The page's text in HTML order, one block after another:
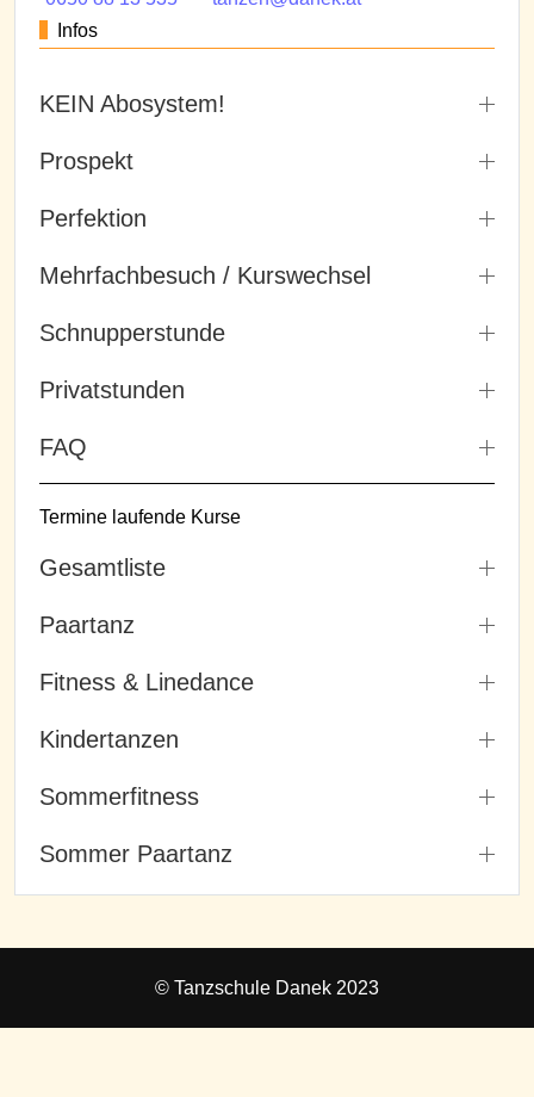
Infos
KEIN Abosystem!
Prospekt
Perfektion
Mehrfachbesuch / Kurswechsel
Schnupperstunde
Privatstunden
FAQ
Termine laufende Kurse
Gesamtliste
Paartanz
Fitness & Linedance
Kindertanzen
Sommerfitness
Sommer Paartanz
© Tanzschule Danek 2023